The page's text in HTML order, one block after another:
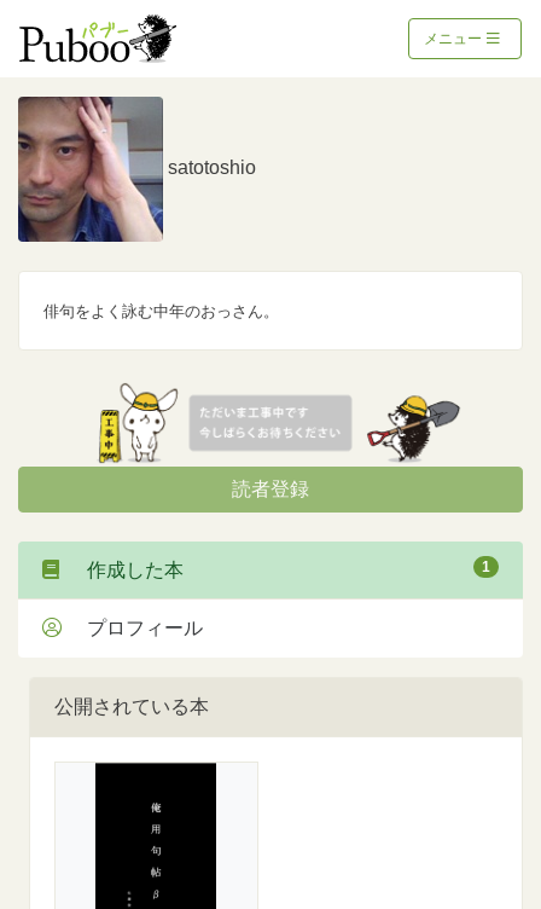
メニュー
公開されている本
satotoshio
俳句をよく詠む中年のおっさん。
読者登録
作成した本 1
プロフィール